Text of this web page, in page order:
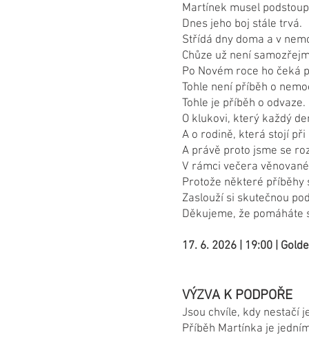
Martínek musel
Dnes jeho boj stále trvá.
Střídá dny doma a v
Chůze už není
Po Novém roce ho čeká
Tohle není příběh o
Tohle je příběh o odvaze.
O klukovi, který každý
A o rodině, která stojí při
A právě proto jsme se
V rámci večera
Protože některé příběhy
Zaslouží si skutečnou
Děkujeme, že pomáháte
17. 6. 2026 | 19:00 |
VÝZVA K PODPOŘE
Jsou chvíle, kdy nestačí
Příběh Martínka je